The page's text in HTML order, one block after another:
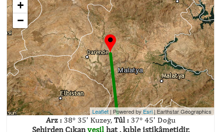
+
−
Leaflet | Powered byEsri| Earthstar Geographics
Arz :38° 35' Kuzey, Tûl :37° 45' Doğu
Şehirden Çıkanyeşilhat , kıble istikâmetidir.